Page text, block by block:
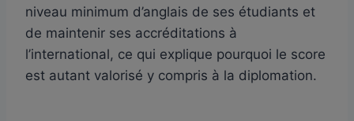
niveau minimum d’anglais de ses étudiants et
de maintenir ses accréditations à
l’international, ce qui explique pourquoi le score
est autant valorisé y compris à la diplomation.